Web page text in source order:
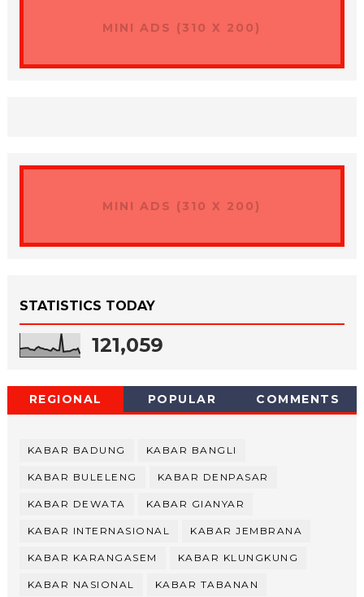
MINI ADS (310 X 200)
MINI ADS (310 X 200)
STATISTICS TODAY
121,059
REGIONAL POPULAR COMMENTS
KABAR BADUNG KABAR BANGLI
KABAR BULELENG KABAR DENPASAR
KABAR DEWATA KABAR GIANYAR
KABAR INTERNASIONAL KABAR JEMBRANA
KABAR KARANGASEM KABAR KLUNGKUNG
KABAR NASIONAL KABAR TABANAN